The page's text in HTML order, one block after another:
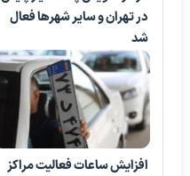
در تهران و سایر شهرها فعال
شد
افزایش ساعات فعالیت مراکز